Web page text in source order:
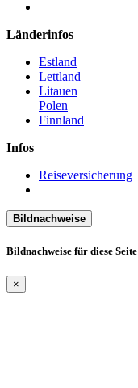
Länderinfos
Estland
Lettland
Litauen
Polen
Finnland
Infos
Reiseversicherung
Bildnachweise
Bildnachweise für diese Seite
×